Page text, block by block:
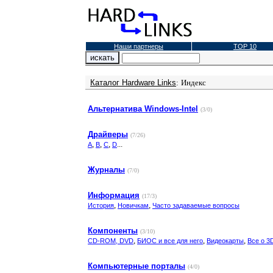
Наши партнеры TOP 10
Каталог Hardware Links: Индекс
Альтернатива Windows-Intel (3/0)
Драйверы (7/26)
A, B, C, D...
Журналы (7/0)
Информация (17/3)
История, Новичкам, Часто задаваемые вопросы
Компоненты (3/10)
CD-ROM, DVD, БИОС и все для него, Видеокарты, Все о
Компьютерные порталы (4/0)